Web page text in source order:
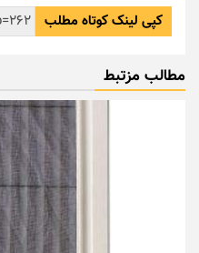
کپی لینک کوتاه مطلب
مطالب مزتبط